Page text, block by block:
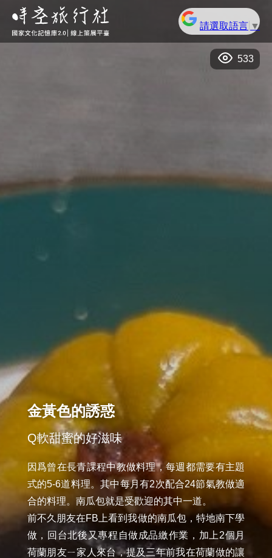
請選取語言 ▼
533
金黃色的誘惑
Q軟甜蜜的好滋味
因爲曾在長青課程中教做料理，每週都需要有主題
式的5-6道料理。其中每月有2次配合24節氣教做適
合的料理。南瓜包就是受歡迎的其中一道。
前不久朋友在FB上看到我做的南瓜包，特地南下學
做，回台北後又專程自做成品繳作業，加上2個月
荷蘭朋友ㄧ家人來台，提及三年前我在荷蘭做的讓